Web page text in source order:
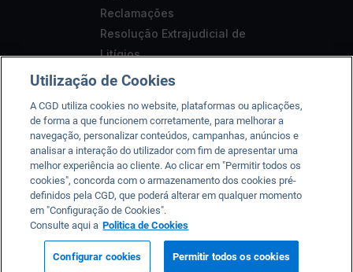
Reclamações
Resolução Extrajudicial de
Litígios
Segurança
Acessibilidade
A CGD está registada junto do Banco de Portugal sob o n.º
35, da CMVM sob o n.º 125 e da ASF sob o nº 419501357.
2026 © Caixa Geral de Depósitos, SA. Todos os direitos
reservados.
Condições de utilização
Utilização de Cookies
A CGD utiliza cookies no website, plataformas ou aplicações,
de forma a que funcionem corretamente, para melhorar a
navegação, personalizar conteúdos, campanhas, anúncios e
analisar a interação do utilizador com fim de apresentar uma
melhor experiência ao cliente. Ao clicar em "Permitir todos os
cookies", concorda com o armazenamento dos cookies pré-
definidos pela CGD, que poderá alterar em qualquer momento
em "Configuração de Cookies".
Consulte aqui a Politica de Cookies
Configurar cookies Permitir todos os cookies